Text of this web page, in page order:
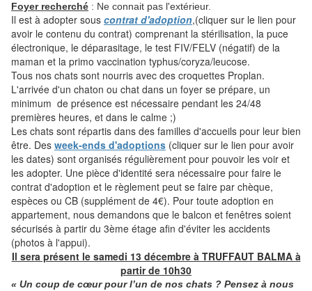
Foyer recherché : Ne connait pas l'extérieur.
Il est à adopter sous contrat d'adoption,(cliquer sur le lien pour
avoir le contenu du contrat) comprenant la stérilisation, la puce
électronique, le déparasitage, le test FIV/FELV (négatif) de la
maman et la primo vaccination typhus/coryza/leucose.
Tous nos chats sont nourris avec des croquettes Proplan.
L'arrivée d'un chaton ou chat dans un foyer se prépare, un
minimum de présence est nécessaire pendant les 24/48
premières heures, et dans le calme ;)
Les chats sont répartis dans des familles d'accueils pour leur bien
être. Des week-ends d'adoptions (cliquer sur le lien pour avoir
les dates) sont organisés régulièrement pour pouvoir les voir et
les adopter. Une pièce d'identité sera nécessaire pour faire le
contrat d'adoption et le règlement peut se faire par chèque,
espèces ou CB (supplément de 4€). Pour toute adoption en
appartement, nous demandons que le balcon et fenêtres soient
sécurisés à partir du 3ème étage afin d'éviter les accidents
(photos à l'appui).
Il sera présent le samedi 13 décembre à TRUFFAUT BALMA à
partir de 10h30
« Un coup de cœur pour l’un de nos chats ? Pensez à nous